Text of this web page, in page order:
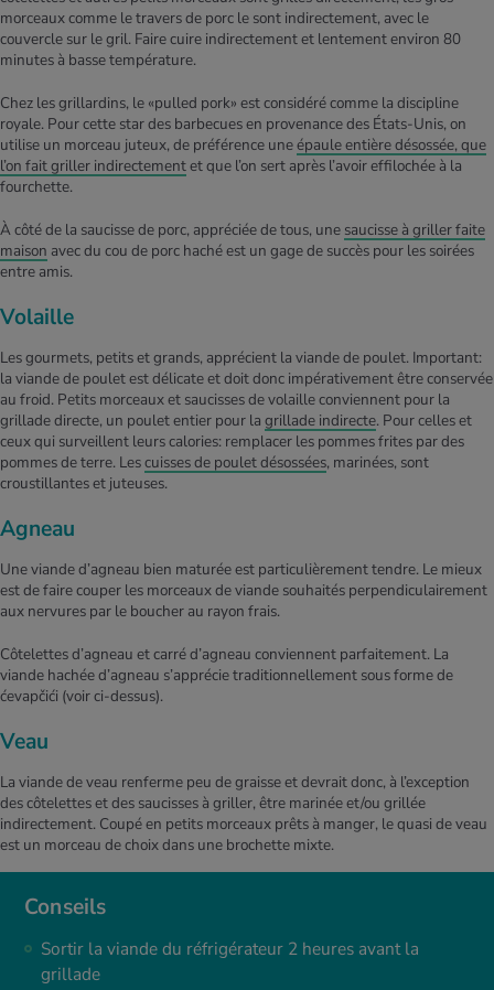
Conseils
Sortir la viande du réfrigérateur 2 heures avant la
grillade
morceaux comme le travers de porc le sont indirectement, avec le
couvercle sur le gril. Faire cuire indirectement et lentement environ 80
minutes à basse température.
Chez les grillardins, le «pulled pork» est considéré comme la discipline
royale. Pour cette star des barbecues en provenance des États-Unis, on
utilise un morceau juteux, de préférence uneépaule entière désossée, que
l’on fait griller indirectementet que l’on sert après l’avoir effilochée à la
fourchette.
À côté de la saucisse de porc, appréciée de tous, une saucisse à griller faite
maison avec du cou de porc haché est un gage de succès pour les soirées
entre amis.
Volaille
Les gourmets, petits et grands, apprécient la viande de poulet. Important:
la viande de poulet est délicate et doit donc impérativement être conservée
au froid. Petits morceaux et saucisses de volaille conviennent pour la
grillade directe, un poulet entier pour la grillade indirecte. Pour celles et
ceux qui surveillent leurs calories: remplacer les pommes frites par des
pommes de terre. Lescuisses de poulet désossées, marinées, sont
croustillantes et juteuses.
Agneau
Une viande d’agneau bien maturée est particulièrement tendre. Le mieux
est de faire couper les morceaux de viande souhaités perpendiculairement
aux nervures par le boucher au rayon frais.
Côtelettes d’agneau et carré d’agneau conviennent parfaitement. La
viande hachée d’agneau s’apprécie traditionnellement sous forme de
ćevapčići (voir ci-dessus).
Veau
La viande de veau renferme peu de graisse et devrait donc, à l’exception
des côtelettes et des saucisses à griller, être marinée et/ou grillée
indirectement. Coupé en petits morceaux prêts à manger, le quasi de veau
est un morceau de choix dans une brochette mixte.